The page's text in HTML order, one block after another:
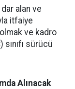
dar alan ve
itfaiye
olmak ve kadro
sınıfı sürücü
Alınacak